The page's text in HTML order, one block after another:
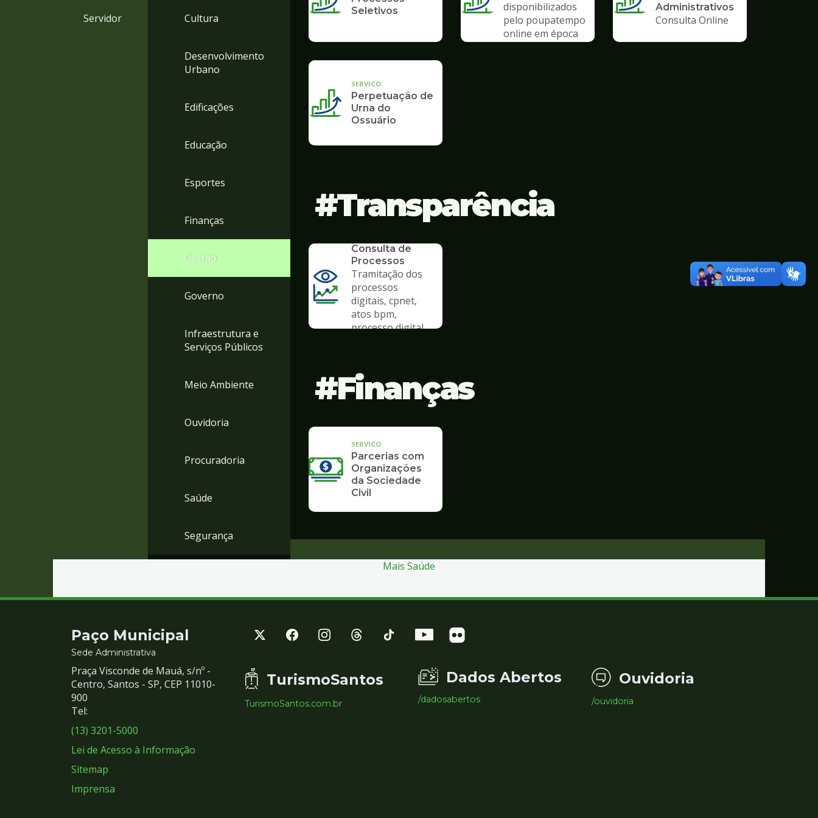
Servidor Cultura
Desenvolvimento
Urbano
Edificações
Educação
Esportes
Finanças
Gestão
Governo
Infraestrutura e
Serviços Públicos
Meio Ambiente
Ouvidoria
Procuradoria
Saúde
Segurança
Seletivos
disponibilizados
pelo poupatempo
online em época
Administrativos
Consulta Online
SERVICO
Perpetuação de
Urna do
Ossuário
Transparência
Consulta de
Processos
Tramitação dos
processos
digitais, cpnet,
atos bpm,
processo digital
Finanças
SERVICO
Parcerias com
Organizações
da Sociedade
Civil
Mais Saúde
Contato
e
Redes
Sociais
Paço Municipal
Sede Administrativa
Praça Visconde de Mauá, s/nº -
Centro, Santos - SP, CEP 11010-
900
Tel:
(13) 3201-5000
Lei de Acesso à Informação
Sitemap
Imprensa
TurismoSantos
TurismoSantos.com.br
Dados Abertos
/dadosabertos
Ouvidoria
/ouvidoria